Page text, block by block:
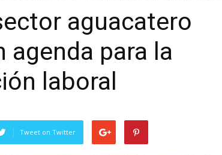
aguacatero
agenda para la
laboral
Tweet on Twitter